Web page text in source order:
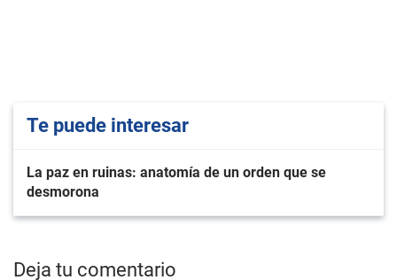
Te puede interesar
La paz en ruinas: anatomía de un orden que se
desmorona
Deja tu comentario